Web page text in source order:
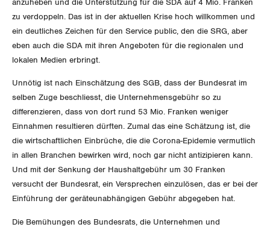
Landesstreik
NEWSLETTER
BROSCHÜREN/BÜCHER
DER SGB
WIR ÜBER UNS
Vorstand
Präsidialausschuss
Feministische Kommission
Jugendkommission
Migrationskommission
Aargau
Beide Basel
ANGESCHLOSSENE VERBÄNDE
OFFENE STELLEN
AGENDA
Medien
Publikationen
Blog
Blog Daniel Lampart
Der Europa-Blog
Kontakt
anzuheben und die Unterstützung für die SDA auf 4 Mio. Franken
zu verdoppeln. Das ist in der aktuellen Krise hoch willkommen und
ein deutliches Zeichen für den Service public, den die SRG, aber
eben auch die SDA mit ihren Angeboten für die regionalen und
lokalen Medien erbringt.
Unnötig ist nach Einschätzung des SGB, dass der Bundesrat im
selben Zuge beschliesst, die Unternehmensgebühr so zu
differenzieren, dass von dort rund 53 Mio. Franken weniger
Einnahmen resultieren dürften. Zumal das eine Schätzung ist, die
die wirtschaftlichen Einbrüche, die die Corona-Epidemie vermutlich
in allen Branchen bewirken wird, noch gar nicht antizipieren kann.
Und mit der Senkung der Haushaltgebühr um 30 Franken
versucht der Bundesrat, ein Versprechen einzulösen, das er bei der
Einführung der geräteunabhängigen Gebühr abgegeben hat.
Die Bemühungen des Bundesrats, die Unternehmen und